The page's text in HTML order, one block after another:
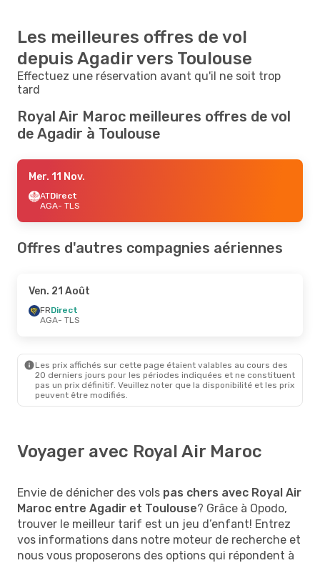
Les meilleures offres de vol
depuis Agadir vers Toulouse
Effectuez une réservation avant qu'il ne soit trop
tard
Royal Air Maroc meilleures offres de vol
de Agadir à Toulouse
Mer. 11 Nov.
ATDirect
AGA- TLS
Offres d'autres compagnies aériennes
Ven. 21 Août
FRDirect
AGA- TLS
Les prix affichés sur cette page étaient valables au cours des
20 derniers jours pour les périodes indiquées et ne constituent
pas un prix définitif. Veuillez noter que la disponibilité et les prix
peuvent être modifiés.
Voyager avec Royal Air Maroc
Envie de dénicher des vols pas chers avec Royal Air
Maroc entre Agadir et Toulouse? Grâce à Opodo,
trouver le meilleur tarif est un jeu d’enfant! Entrez
vos informations dans notre moteur de recherche et
nous vous proposerons des options qui répondent à